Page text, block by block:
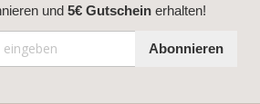
und 5€ Gutschein erhalten!
Abonnieren